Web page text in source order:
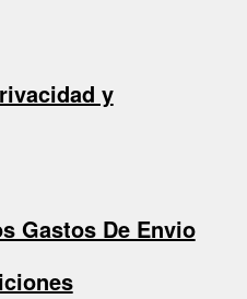
y
Gastos De Envio